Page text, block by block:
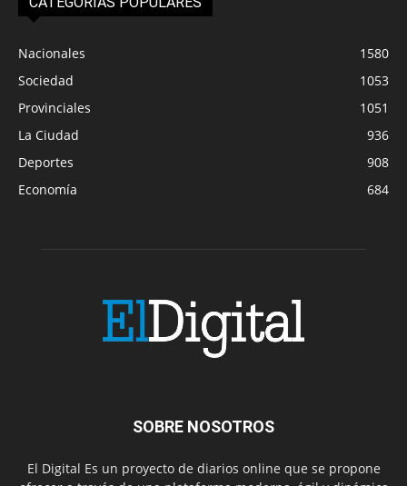
Nacionales
1580
Sociedad
1053
Provinciales
1051
La Ciudad
936
Deportes
908
Economía
684
SOBRE NOSOTROS
El Digital Es un proyecto de diarios online que se propone